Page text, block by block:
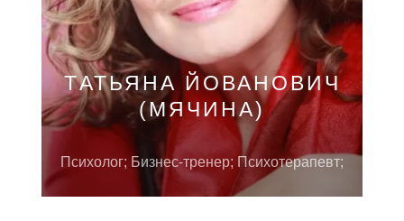
TАТЬЯНА ЙОВАНОВИЧ
(МЯЧИНА)
Психолог; Бизнес-тренер; Психотерапевт;